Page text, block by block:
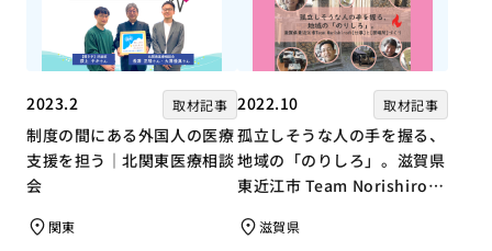
2023.2 取材記事
制度の間にある外国人の医療
支援を担う｜北関東医療相談
会
関東
2022.10 取材記事
孤立しそうな人の手を握る、
地域の「のりしろ」。滋賀県
東近江市 Team Norishiroの
滋賀県